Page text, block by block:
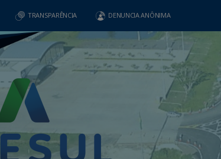
TRANSPARÊNCIA DENUNCIA ANÔNIMA